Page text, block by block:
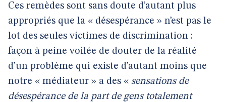
Ces remèdes sont sans doute d’autant plus
appropriés que la « désespérance » n’est pas le
lot des seules victimes de discrimination :
façon à peine voilée de douter de la réalité
d’un problème qui existe d’autant moins que
notre « médiateur » a des « sensations de
désespérance de la part de gens totalement